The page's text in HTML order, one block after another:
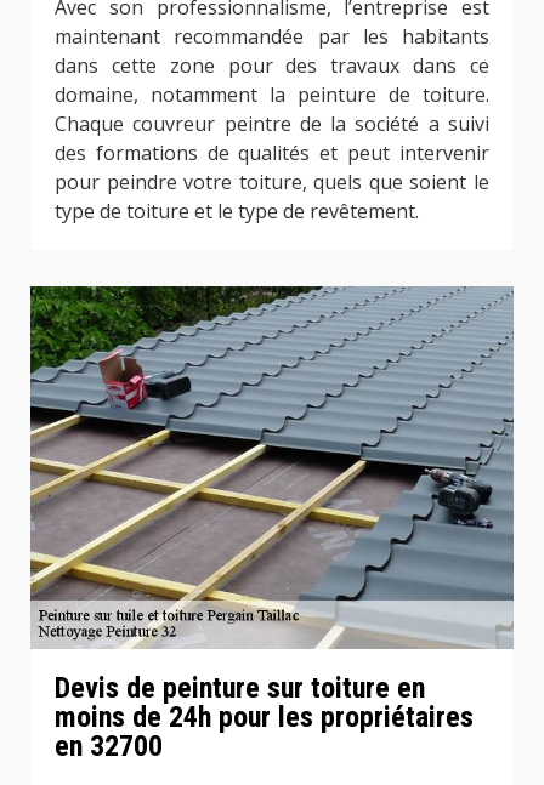
Avec son professionnalisme, l’entreprise est
maintenant recommandée par les habitants
dans cette zone pour des travaux dans ce
domaine, notamment la peinture de toiture.
Chaque couvreur peintre de la société a suivi
des formations de qualités et peut intervenir
pour peindre votre toiture, quels que soient le
type de toiture et le type de revêtement.
Devis de peinture sur toiture en
moins de 24h pour les propriétaires
en 32700